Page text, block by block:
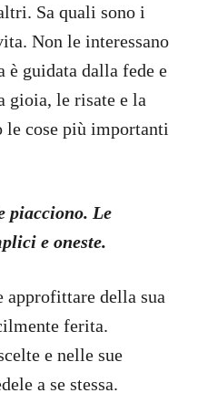
Sa quali sono i
Non le interessano
è guidata dalla fede e
gioia, le risate e la
le cose più importanti
piacciono. Le
e oneste.
approfittare della sua
ferita.
e nelle sue
a se stessa.